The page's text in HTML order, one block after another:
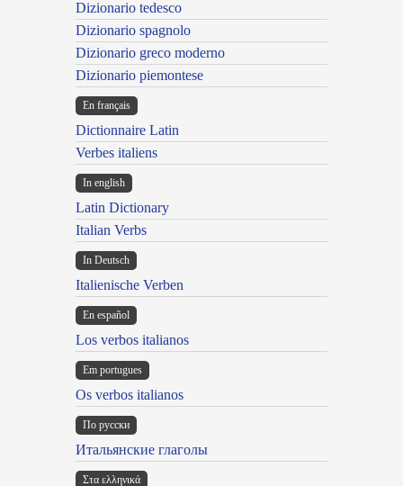
Dizionario tedesco
Dizionario spagnolo
Dizionario greco moderno
Dizionario piemontese
En français
Dictionnaire Latin
Verbes italiens
In english
Latin Dictionary
Italian Verbs
In Deutsch
Italienische Verben
En español
Los verbos italianos
Em portugues
Os verbos italianos
По русски
Итальянские глаголы
Στα ελληνικά